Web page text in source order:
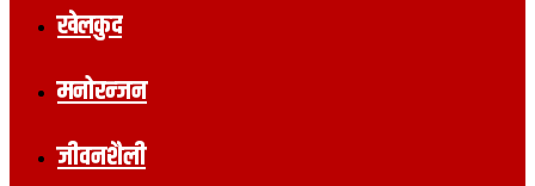
खेलकुद
मनोरन्जन
जीवनशैली